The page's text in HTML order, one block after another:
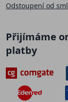
Odstoupení od
Přijímáme
platby